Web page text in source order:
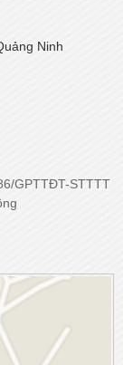
Ninh
GPTTĐT-STTTT